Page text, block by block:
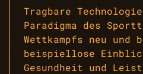
Tragbare
Paradigma des
Wettkampfs neu und
beispiellose
Gesundheit und